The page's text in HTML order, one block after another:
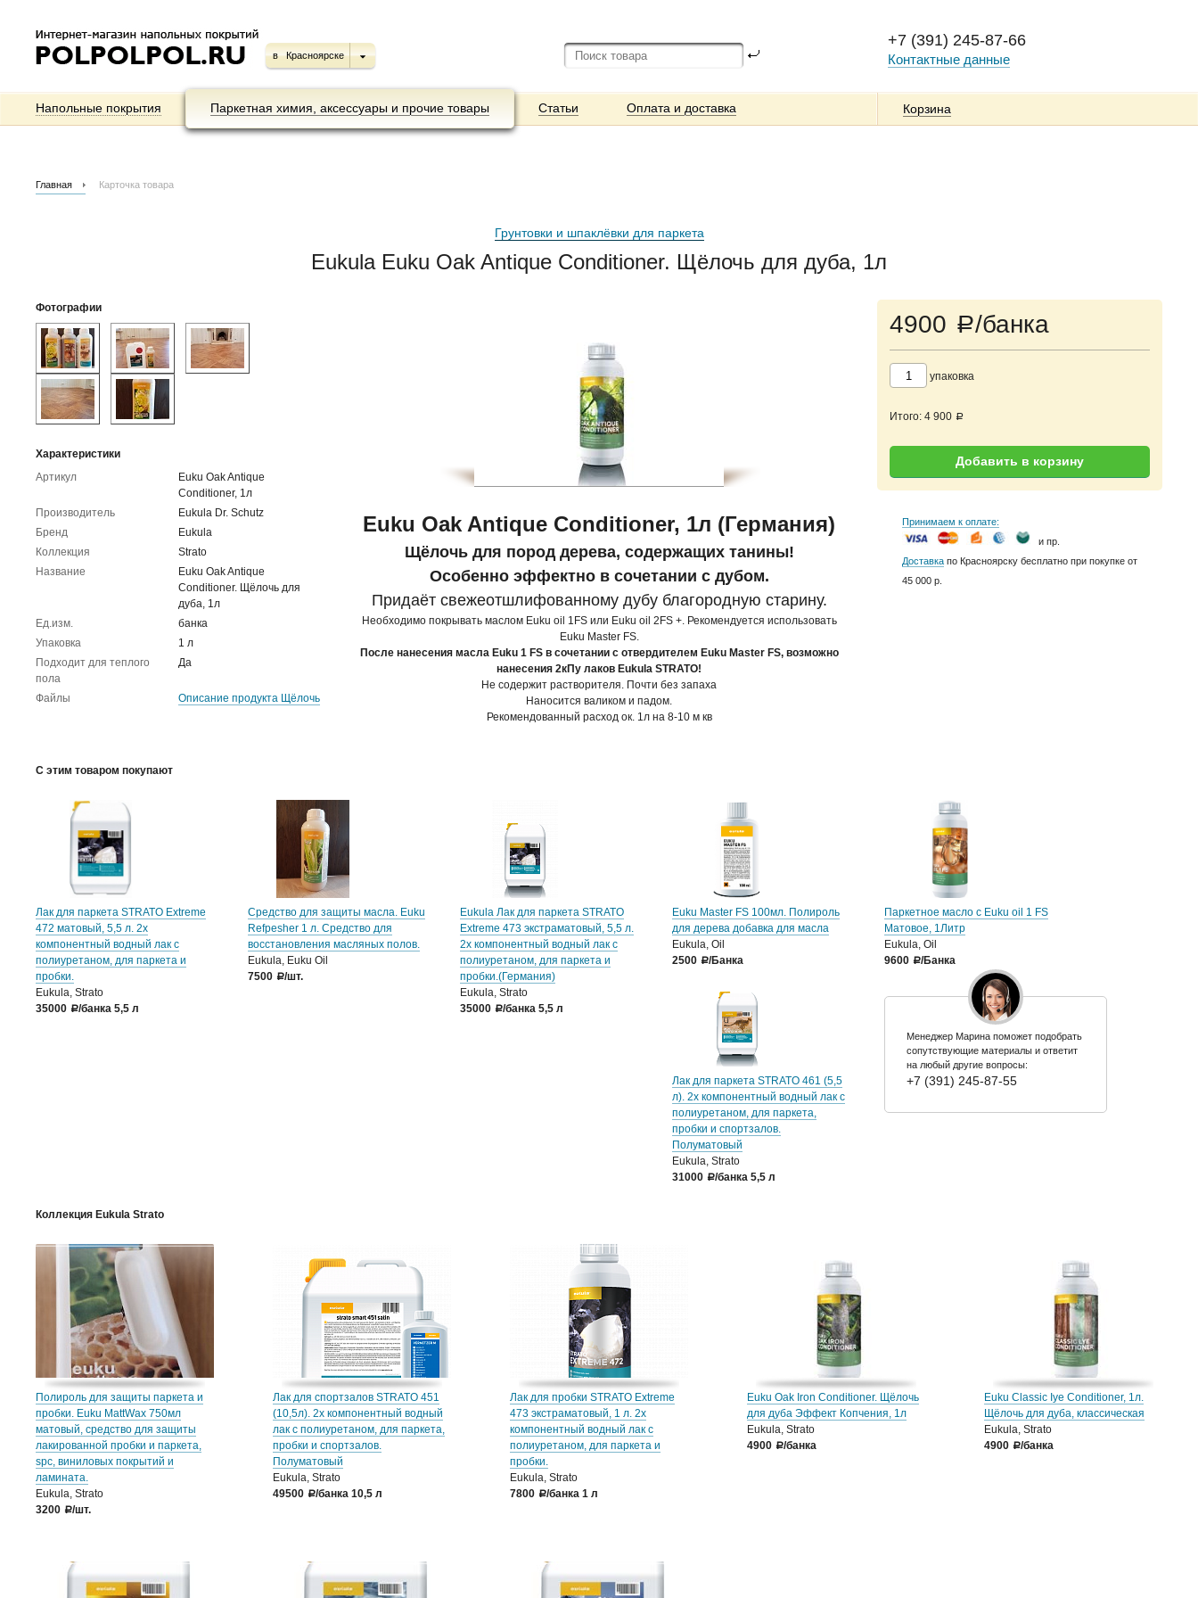
в Красноярске
+7 (391) 245-87-66
Контактные данные
Напольные покрытия Паркетная химия, аксессуары и прочие товары Статьи Оплата и доставка Корзина
Главная Карточка товара
Грунтовки и шпаклёвки для паркета
Eukula Euku Oak Antique Conditioner. Щёлочь для дуба, 1л
Фотографии
Характеристики
Артикул
Euku Oak Antique
Conditioner, 1л
Производитель
Eukula Dr. Schutz
Бренд
Eukula
Коллекция
Strato
Название
Euku Oak Antique
Conditioner. Щёлочь для
дуба, 1л
Ед.изм.
банка
Упаковка
1 л
Подходит для теплого
пола
Да
Файлы Описание продукта Щёлочь
4900 a/банка
упаковка
Итого: 4 900 a
Добавить в корзину
Принимаем к оплате:
и пр.
Доставка по Красноярску бесплатно при покупке от
45 000 р.
Euku Oak Antique Conditioner, 1л (Германия)
Щёлочь для пород дерева, содержащих танины!
Особенно эффектно в сочетании с дубом.
Придаёт свежеотшлифованному дубу благородную старину.
Необходимо покрывать маслом Euku oil 1FS или Euku oil 2FS +. Рекомендуется использовать
Euku Master FS.
После нанесения масла Euku 1 FS в сочетании с отвердителем Euku Master FS, возможно
нанесения 2кПу лаков Eukula STRATO!
Не содержит растворителя. Почти без запаха
Наносится валиком и падом.
Рекомендованный расход ок. 1л на 8-10 м кв
С этим товаром покупают
Лак для паркета STRATO Extreme
472 матовый, 5,5 л. 2х
компонентный водный лак с
полиуретаном, для паркета и
пробки.
Eukula, Strato
35000
a/банка 5,5 л
Средство для защиты масла. Euku
Refpesher 1 л. Средство для
восстановления масляных полов.
Eukula, Euku Oil
7500
a/шт.
Eukula Лак для паркета STRATO
Extreme 473 экстраматовый, 5,5 л.
2х компонентный водный лак с
полиуретаном, для паркета и
пробки.(Германия)
Eukula, Strato
35000
a/банка 5,5 л
Euku Master FS 100мл. Полироль
для дерева добавка для масла
Eukula, Oil
2500
a/Банка
Паркетное масло с Euku oil 1 FS
Матовое, 1Литр
Eukula, Oil
9600
a/Банка
Лак для паркета STRATO 461 (5,5
л). 2х компонентный водный лак с
полиуретаном, для паркета,
пробки и спортзалов.
Полуматовый
Eukula, Strato
31000
a/банка 5,5 л
Менеджер Марина поможет подобрать
сопутствующие материалы и ответит
на любый другие вопросы:
+7 (391) 245-87-55
Коллекция Eukula Strato
Полироль для защиты паркета и
пробки. Euku MattWax 750мл
матовый, средство для защиты
лакированной пробки и паркета,
spc, виниловых покрытий и
ламината.
Eukula, Strato
3200
a/шт.
Лак для спортзалов STRATO 451
(10,5л). 2х компонентный водный
лак с полиуретаном, для паркета,
пробки и спортзалов.
Полуматовый
Eukula, Strato
49500
a/банка 10,5 л
Лак для пробки STRATO Extreme
473 экстраматовый, 1 л. 2х
компонентный водный лак с
полиуретаном, для паркета и
пробки.
Eukula, Strato
7800
a/банка 1 л
Euku Oak Iron Conditioner. Щёлочь
для дуба Эффект Копчения, 1л
Eukula, Strato
4900
a/банка
Euku Classic Iye Conditioner, 1л.
Щёлочь для дуба, классическая
Eukula, Strato
4900
a/банка